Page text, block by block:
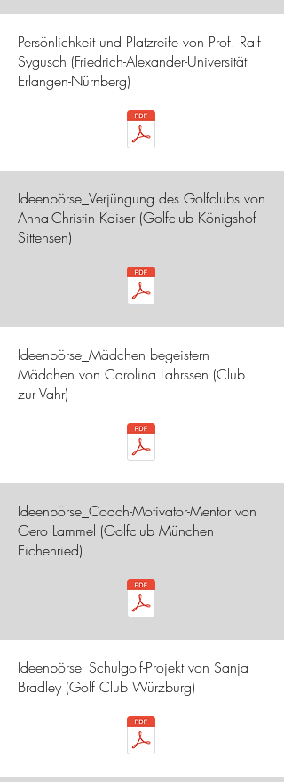
Persönlichkeit und Platzreife von Prof. Ralf
Sygusch (Friedrich-Alexander-Universität
Erlangen-Nürnberg)
Ideenbörse_Verjüngung des Golfclubs von
Anna-Christin Kaiser (Golfclub Königshof
Sittensen)
Ideenbörse_Mädchen begeistern
Mädchen von Carolina Lahrssen (Club
zur Vahr)
Ideenbörse_Coach-Motivator-Mentor von
Gero Lammel (Golfclub München
Eichenried)
Ideenbörse_Schulgolf-Projekt von Sanja
Bradley (Golf Club Würzburg)